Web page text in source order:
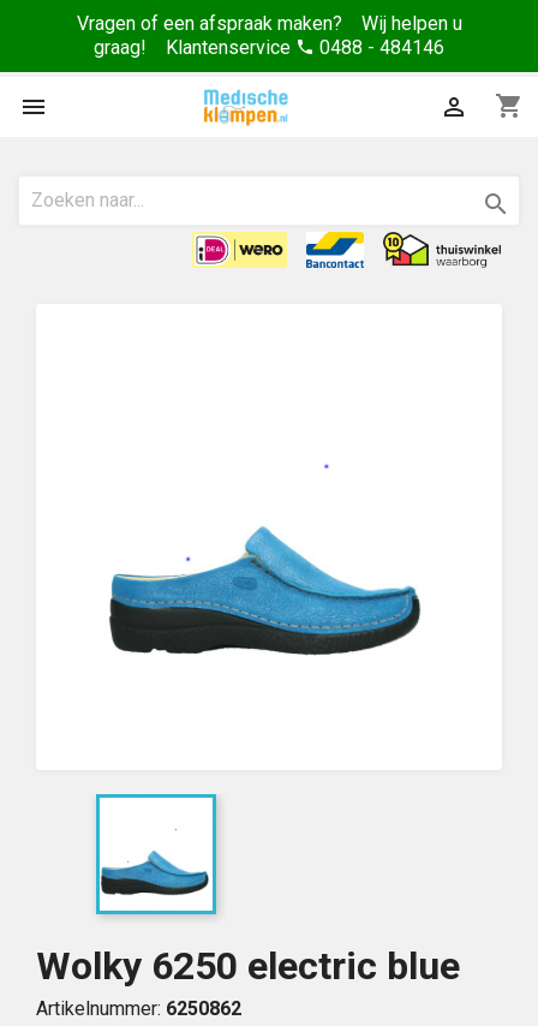
Vragen of een afspraak maken? Wij helpen u
graag! Klantenservice phone 0488 - 484146
 shopping_cart


Wolky 6250 electric blue
Artikelnummer: 6250862